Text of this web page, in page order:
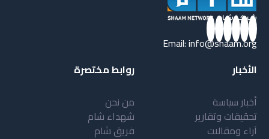
Email:info@shaam.org
الأخبار
أخبار سياسة
تحقيقات وتقارير
آراء ومقالات
روابط مختصرة
من نحن
شهداء شام
فريق شام